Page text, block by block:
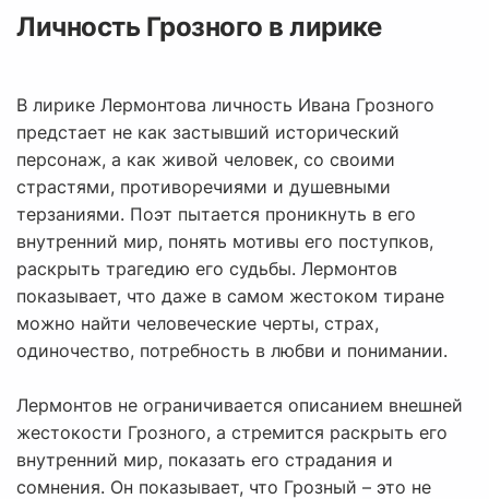
Личность Грозного в лирике
В лирике Лермонтова личность Ивана Грозного
предстает не как застывший исторический
персонаж, а как живой человек, со своими
страстями, противоречиями и душевными
терзаниями. Поэт пытается проникнуть в его
внутренний мир, понять мотивы его поступков,
раскрыть трагедию его судьбы. Лермонтов
показывает, что даже в самом жестоком тиране
можно найти человеческие черты, страх,
одиночество, потребность в любви и понимании.
Лермонтов не ограничивается описанием внешней
жестокости Грозного, а стремится раскрыть его
внутренний мир, показать его страдания и
сомнения. Он показывает, что Грозный – это не